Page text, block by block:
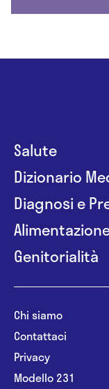
Salute
Dizionario
Diagnosi e
Genitorialità
Chi siamo
Contattaci
Privacy
Modello 231